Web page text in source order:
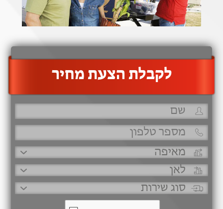
‫לקבלת הצעת מחיר